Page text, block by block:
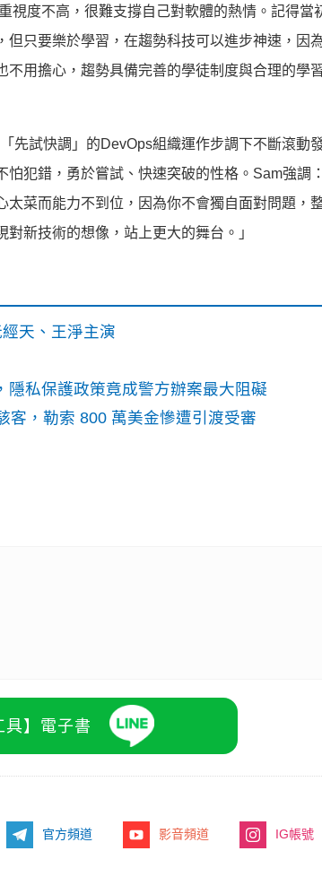
視度不高， 很難支撐自己對軟體的熱情。 記得當
但只要樂於學習， 在趨勢科技可以進步神速，因
不用擔心， 趨勢具備完善的學徒制度與合理的學
先試快調」的DevOps組織運作步調下不斷滾動
怕犯錯，勇於嘗試、快速突破的性格。Sam強調
太菜而能力不到位，因為你不會獨自面對問題，
對新技術的想像，站上更大的舞台。」
天、王淨主演
私保護政策竟成警方辦案最大阻礙
客，勒索 800 萬美金慘遭引渡受審
】電子書
官方頻道 影音頻道 IG帳號